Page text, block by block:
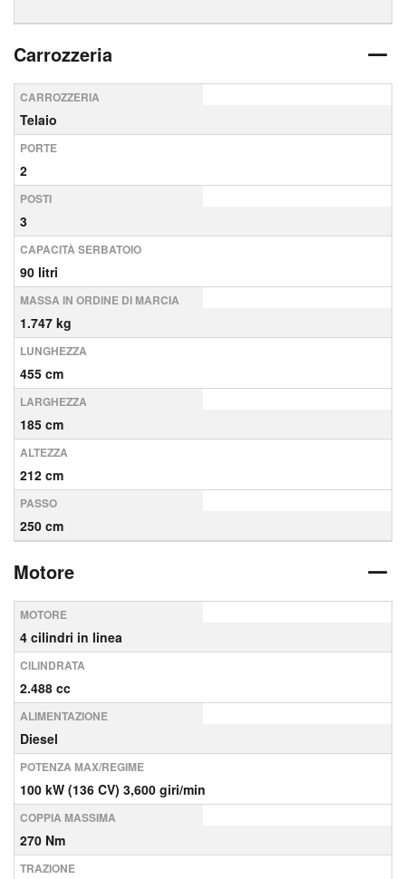
Carrozzeria
CARROZZERIA
Telaio
PORTE
2
POSTI
3
CAPACITÀ SERBATOIO
90 litri
MASSA IN ORDINE DI MARCIA
1.747 kg
LUNGHEZZA
455 cm
LARGHEZZA
185 cm
ALTEZZA
212 cm
PASSO
250 cm
Motore
MOTORE
4 cilindri in linea
CILINDRATA
2.488 cc
ALIMENTAZIONE
Diesel
POTENZA MAX/REGIME
100 kW (136 CV) 3,600 giri/min
COPPIA MASSIMA
270 Nm
TRAZIONE